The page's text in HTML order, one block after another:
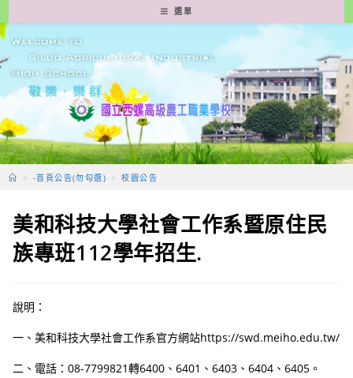
轉
至
要
容
選單
> -首頁公告(勿勾選) > 校園公告
美和科技大學社會工作系暨原住民
族專班112學年招生.
說明：
一、美和科技大學社會工作系官方網站https://swd.meiho.edu.tw/
二、電話：08-7799821轉6400、6401、6403、6404、6405。